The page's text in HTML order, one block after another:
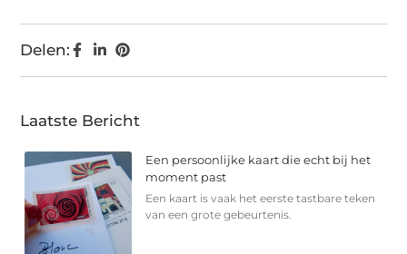
Delen:
Laatste Bericht
Een persoonlijke kaart die echt bij het
moment past
Een kaart is vaak het eerste tastbare teken
van een grote gebeurtenis.